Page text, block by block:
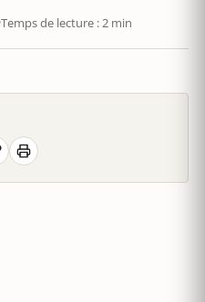
Temps de lecture : 2 min